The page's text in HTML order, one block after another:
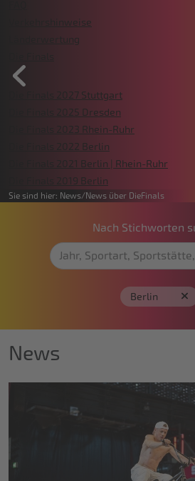
Verkehrshinweise
Länderwertung
Die Finals 2027 Stuttgart
Die Finals 2025 Dresden
Die Finals 2023 Rhein-Ruhr
Die Finals 2022 Berlin
Die Finals 2021 Berlin | Rhein-Ruhr
Die Finals 2019 Berlin
Sie sind hier: News News über DieFinals
Nach Stichworten
Berlin
News